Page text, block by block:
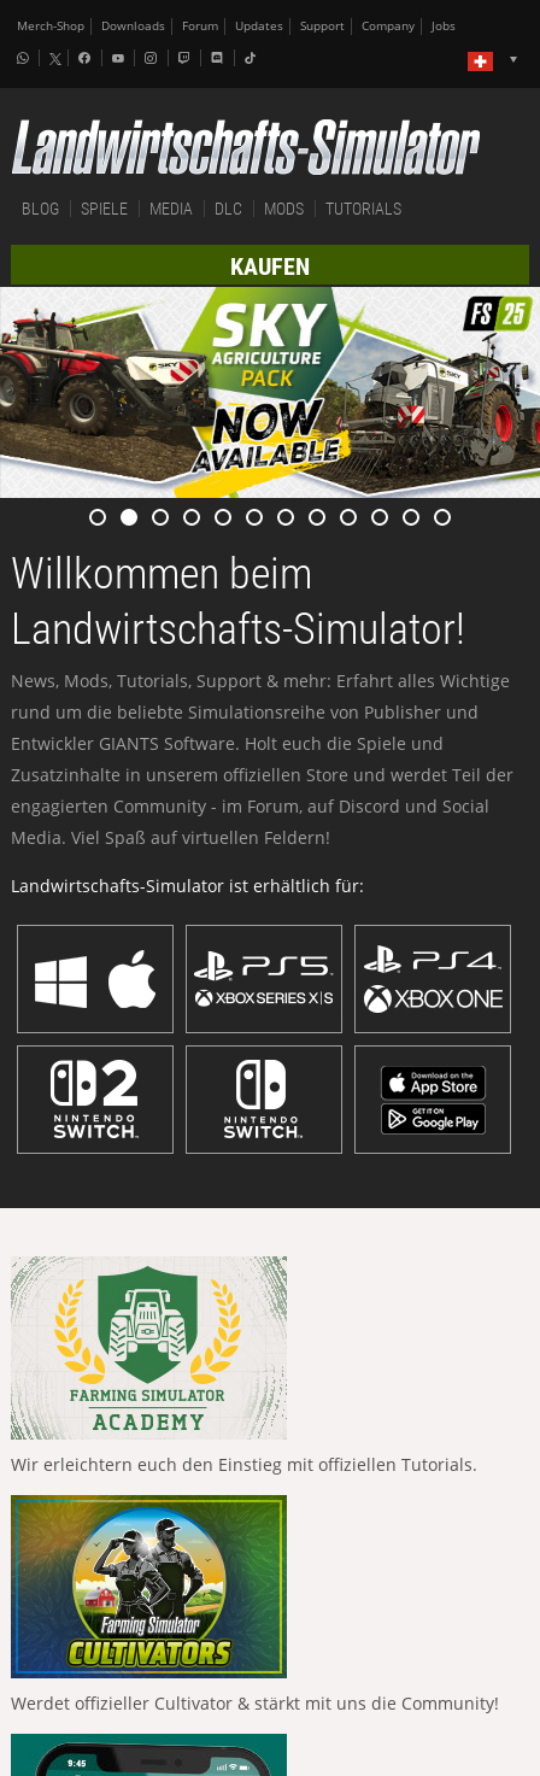
Merch-Shop Downloads Forum Updates Support Company Jobs
BLOG SPIELE MEDIA DLC MODS TUTORIALS
KAUFEN
Willkommen beim
Landwirtschafts-Simulator!
News, Mods, Tutorials, Support & mehr: Erfahrt alles Wichtige
rund um die beliebte Simulationsreihe von Publisher und
Entwickler GIANTS Software. Holt euch die Spiele und
Zusatzinhalte in unserem offiziellen Store und werdet Teil der
engagierten Community - im Forum, auf Discord und Social
Media. Viel Spaß auf virtuellen Feldern!
Landwirtschafts-Simulator ist erhältlich für:
Wir erleichtern euch den Einstieg mit offiziellen Tutorials.
Werdet offizieller Cultivator & stärkt mit uns die Community!